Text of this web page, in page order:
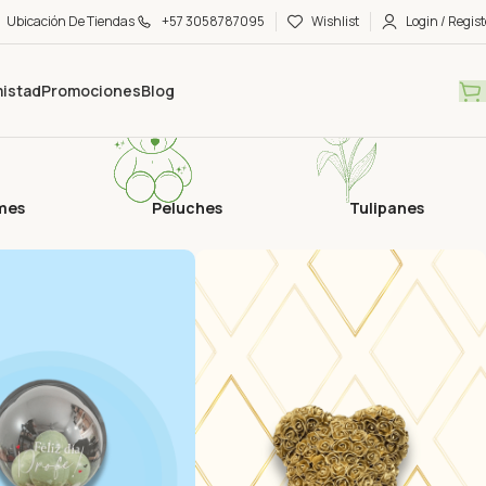
Ubicación De Tiendas +57 3058787095 Wishlist Login /
PromocionesBlog
Peluches Tulipanes
un 30%